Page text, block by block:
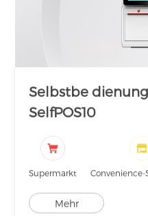
Selbstbe
SelfPOS10
Supermarkt Convenience-
Mehr